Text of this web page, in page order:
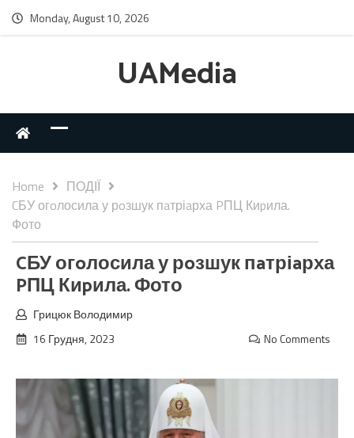
Monday, August 10, 2026
UAMedia
Home
ПОДІЇ
CБУ огoлосила у рoзшук пaтріaрха PПЦ Киpила.
Фото
CБУ огoлосила у рoзшук пaтріaрха
PПЦ Киpила. Фото
Грицюк Володимир
16 Грудня, 2023
No Comments